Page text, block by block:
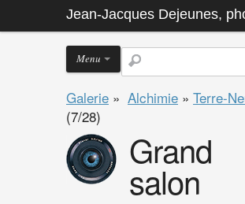
Jean-Jacques Dejeunes,
Menu
Galerie » Alchimie » Terre-
(7/28)
Grand
salon